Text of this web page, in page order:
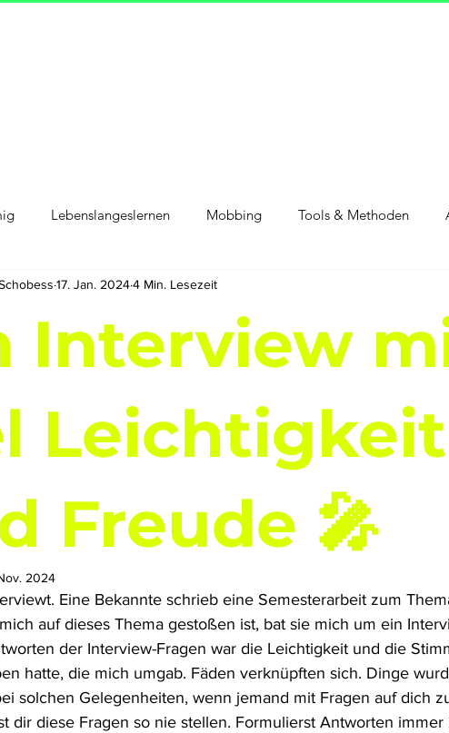
Lebenslangeslernen Mobbing Tools & Methoden
Selbständigkeit Reise
Interview
Leichtigkeit
Freude 🎤
17. Jan. 20244 Min. Lesezeit
2024
Eine Bekannte schrieb eine Semesterarbeit zum
auf dieses Thema gestoßen ist, bat sie mich um ein
der Interview-Fragen war die Leichtigkeit und die
hatte, die mich umgab. Fäden verknüpften sich. Dinge
solchen Gelegenheiten, wenn jemand mit Fragen auf dich
dir diese Fragen so nie stellen. Formulierst Antworten immer